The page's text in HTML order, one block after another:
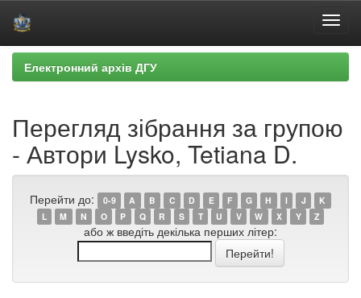
Skip
navigation
Електронний архів ДГУ
Перегляд зібрання за групою
- Автори Lysko, Tetiana D.
Перейти до: 0-9 A B C D E F G H I J
K
L
M N O P Q R S T U V W X Y Z
або ж введіть декілька перших літер: